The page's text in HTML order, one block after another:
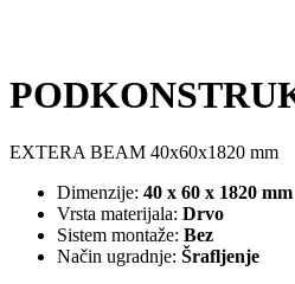
EXTERA BEAM 40x60x1820 mm
Dimenzije: 40 x 60 x 1820 mm
Vrsta materijala: Drvo
Sistem montaže: Bez
Način ugradnje: Šrafljenje